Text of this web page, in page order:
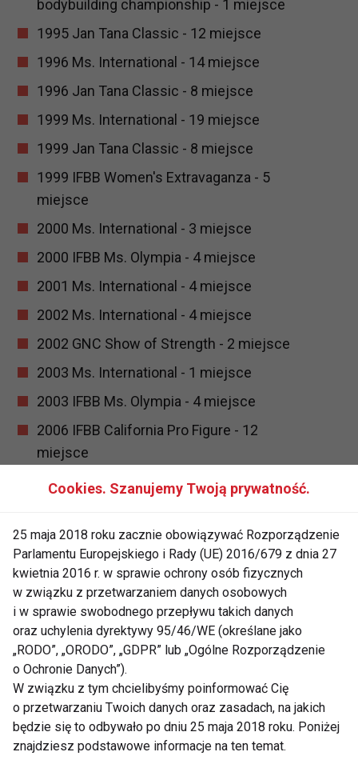
bodybuilding championship - 1 miejsce
1995 Jan Tana Classic - 12 miejsce
1996 Ms. International - 14 miejsce
1996 Jan Tana Classic - 8 miejsce
1999 Ms. International - 19 miejsce
1999 Jan Tana Classic - 8 miejsce
1999 IFBB Women's Extravaganza - 5
miejsce
2000 Ms. International - 3 miejsce
2000 IFBB Ms. Olympia - 4 miejsce
2001 Ms. International - 4 miejsce
2002 Ms. International - 4 miejsce
2002 GNC Show of Strength - 2 miejsce
2003 Ms. International - 1 miejsce
2003 IFBB Ms. Olympia - 4 miejsce
2006 IFBB California Pro Figure - 12
miejsce
2006 IFBB Atlantic City Pro Women's
2007 Ms. International - 10th 2007
Sacramento Pro - 2 miejsce
2008 Ms. International - 6th 2008 New
York Pro - 1 miejsce
KULTURYSTYKA KULTURYSTKI
MS. OLYMPIA IFBB
Cookies. Szanujemy Twoją prywatność.
25 maja 2018 roku zacznie obowiązywać Rozporządzenie
Parlamentu Europejskiego i Rady (UE) 2016/679 z dnia 27
kwietnia 2016 r. w sprawie ochrony osób fizycznych
w związku z przetwarzaniem danych osobowych
i w sprawie swobodnego przepływu takich danych
oraz uchylenia dyrektywy 95/46/WE (określane jako
„RODO”, „ORODO”, „GDPR” lub „Ogólne Rozporządzenie
o Ochronie Danych”).
W związku z tym chcielibyśmy poinformować Cię
o przetwarzaniu Twoich danych oraz zasadach, na jakich
będzie się to odbywało po dniu 25 maja 2018 roku. Poniżej
znajdziesz podstawowe informacje na ten temat.